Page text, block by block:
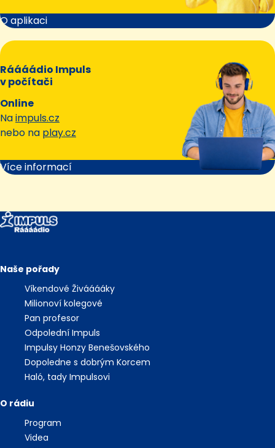
O aplikaci
Ráááádio Impuls
v počítači
Online
Naimpuls.cz
nebo na play.cz
Více informací
Naše pořady
Víkendové Živááááky
Milionoví kolegové
Pan profesor
Odpolední Impuls
Impulsy Honzy Benešovského
Dopoledne s dobrým Korcem
Haló, tady Impulsovi
O rádiu
Program
Videa